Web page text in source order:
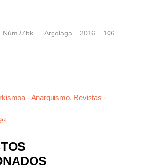
Núm./Zbk.: – Argelaga – 2016 – 106
- Anarquismo, Revistas -